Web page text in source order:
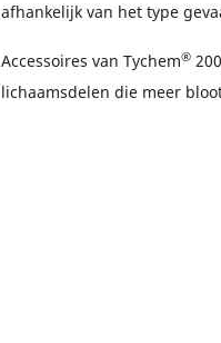
afhankelijk van het type
Accessoires van Tychem®
lichaamsdelen die meer